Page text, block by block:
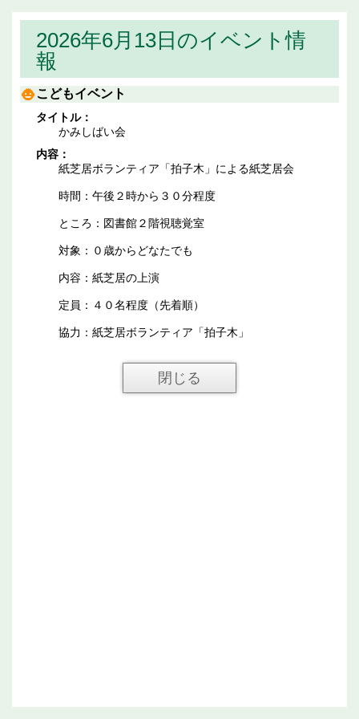
2026年6月13日のイベント情
報
こどもイベント
タイトル：
かみしばい会
内容：
紙芝居ボランティア「拍子木」による紙芝居会
時間：午後２時から３０分程度
ところ：図書館２階視聴覚室
対象：０歳からどなたでも
内容：紙芝居の上演
定員：４０名程度（先着順）
協力：紙芝居ボランティア「拍子木」